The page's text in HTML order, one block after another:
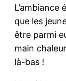
L’ambiance
que les
être parmi
main
là-bas !